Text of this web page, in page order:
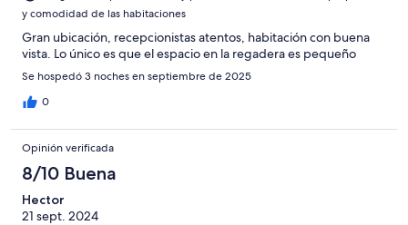
y comodidad de las habitaciones
Gran ubicación, recepcionistas atentos, habitación con buena
vista. Lo único es que el espacio en la regadera es pequeño
Se hospedó 3 noches en septiembre de 2025
0
Opinión verificada
8/10 Buena
Hector
21 sept. 2024